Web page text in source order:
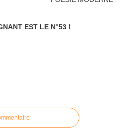
EST LE N°53 !